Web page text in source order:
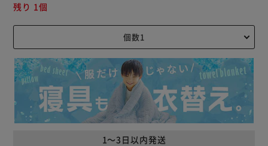
1～3日以内発送
残り 1個